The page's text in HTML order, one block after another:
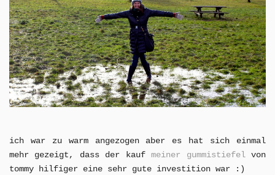
ich war zu warm angezogen aber es hat sich einmal
mehr gezeigt, dass der kaufmeiner gummistiefelvon
tommy hilfiger eine sehr gute investition war :)